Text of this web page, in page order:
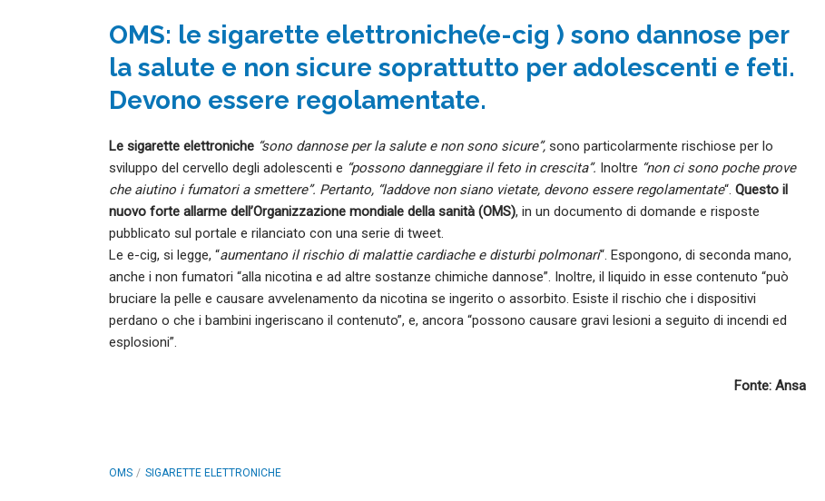
OMS: le sigarette elettroniche(e-cig ) sono dannose per
la salute e non sicure soprattutto per adolescenti e feti.
Devono essere regolamentate.
Le sigarette elettroniche “sono dannose per la salute e non sono sicure”, sono particolarmente rischiose per lo
sviluppo del cervello degli adolescenti e “possono danneggiare il feto in crescita”. Inoltre “non ci sono poche prove
che aiutino i fumatori a smettere”. Pertanto, “laddove non siano vietate, devono essere regolamentate“. Questo il
nuovo forte allarme dell’Organizzazione mondiale della sanità (OMS), in un documento di domande e risposte
pubblicato sul portale e rilanciato con una serie di tweet.
Le e-cig, si legge, “aumentano il rischio di malattie cardiache e disturbi polmonari“. Espongono, di seconda mano,
anche i non fumatori “alla nicotina e ad altre sostanze chimiche dannose”. Inoltre, il liquido in esse contenuto “può
bruciare la pelle e causare avvelenamento da nicotina se ingerito o assorbito. Esiste il rischio che i dispositivi
perdano o che i bambini ingeriscano il contenuto”, e, ancora “possono causare gravi lesioni a seguito di incendi ed
esplosioni”.
Fonte: Ansa
OMS SIGARETTE ELETTRONICHE